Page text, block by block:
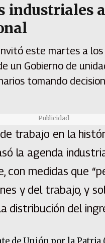
este martes a
un Gobierno de
tomando
Publicidad
trabajo en la
la agenda
con medidas que
y del trabajo, y
distribución del